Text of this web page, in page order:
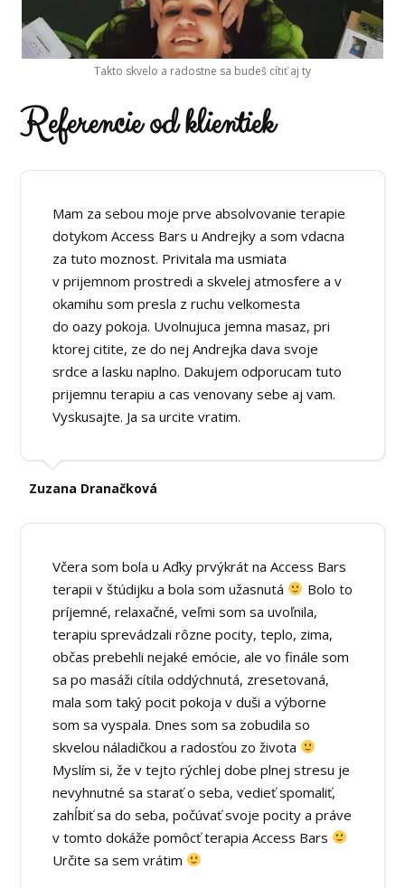
Takto skvelo a radostne sa budeš cítiť aj ty
Referencie od klientiek
Mam za sebou moje prve absolvovanie terapie
dotykom Access Bars u Andrejky a som vdacna
za tuto moznost. Privitala ma usmiata
v prijemnom prostredi a skvelej atmosfere a v
okamihu som presla z ruchu velkomesta
do oazy pokoja. Uvolnujuca jemna masaz, pri
ktorej citite, ze do nej Andrejka dava svoje
srdce a lasku naplno. Dakujem odporucam tuto
prijemnu terapiu a cas venovany sebe aj vam.
Vyskusajte. Ja sa urcite vratim.
Zuzana Dranačková
Včera som bola u Aďky prvýkrát na Access Bars
terapii v štúdijku a bola som užasnutá
Bolo to
príjemné, relaxačné, veľmi som sa uvoľnila,
terapiu sprevádzali rôzne pocity, teplo, zima,
občas prebehli nejaké emócie, ale vo finále som
sa po masáži cítila oddýchnutá, zresetovaná,
mala som taký pocit pokoja v duši a výborne
som sa vyspala. Dnes som sa zobudila so
skvelou náladičkou a radosťou zo života
Myslím si, že v tejto rýchlej dobe plnej stresu je
nevyhnutné sa starať o seba, vedieť spomaliť,
zahĺbiť sa do seba, počúvať svoje pocity a práve
v tomto dokáže pomôcť terapia Access Bars
Určite sa sem vrátim